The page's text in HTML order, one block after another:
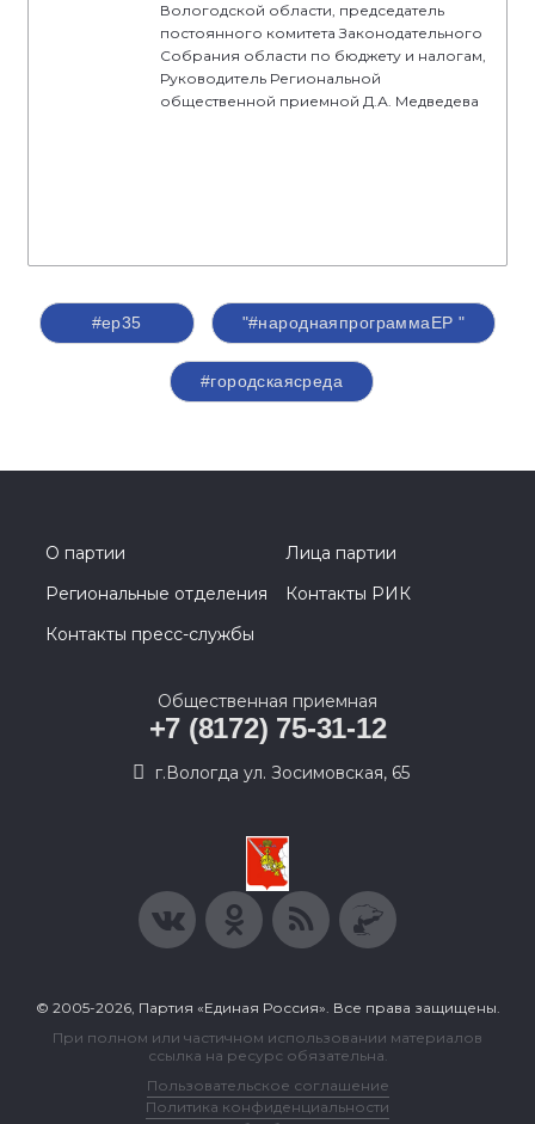
Вологодской области, председатель
постоянного комитета Законодательного
Собрания области по бюджету и налогам,
Руководитель Региональной
общественной приемной Д.А. Медведева
#ер35 "#народнаяпрограммаЕР "
#городскаясреда
О партии
Лица партии
Региональные отделения
Контакты РИК
Контакты пресс-службы
Общественная приемная
+7 (8172) 75-31-12
г.Вологда ул. Зосимовская, 65
© 2005-2026, Партия «Единая Россия». Все права защищены.
При полном или частичном использовании материалов
ссылка на ресурс обязательна.
Пользовательское соглашение
Политика конфиденциальности